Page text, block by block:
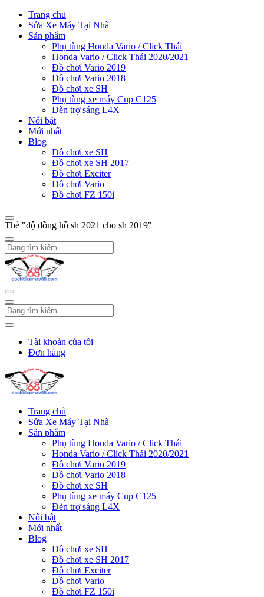
Trang chủ
Sửa Xe Máy Tại Nhà
Sản phẩm
Phụ tùng Honda Vario / Click Thái
Honda Vario / Click Thái 2020/2021
Đồ chơi Vario 2019
Đồ chơi Vario 2018
Đồ chơi xe SH
Phụ tùng xe máy Cup C125
Đèn trợ sáng L4X
Nổi bật
Mới nhất
Blog
Đồ chơi xe SH
Đồ chơi xe SH 2017
Đồ chơi Exciter
Đồ chơi Vario
Đồ chơi FZ 150i
Thẻ "độ đồng hồ sh 2021 cho sh 2019"
Tài khoản của tôi
Đơn hàng
Trang chủ
Sửa Xe Máy Tại Nhà
Sản phẩm
Phụ tùng Honda Vario / Click Thái
Honda Vario / Click Thái 2020/2021
Đồ chơi Vario 2019
Đồ chơi Vario 2018
Đồ chơi xe SH
Phụ tùng xe máy Cup C125
Đèn trợ sáng L4X
Nổi bật
Mới nhất
Blog
Đồ chơi xe SH
Đồ chơi xe SH 2017
Đồ chơi Exciter
Đồ chơi Vario
Đồ chơi FZ 150i